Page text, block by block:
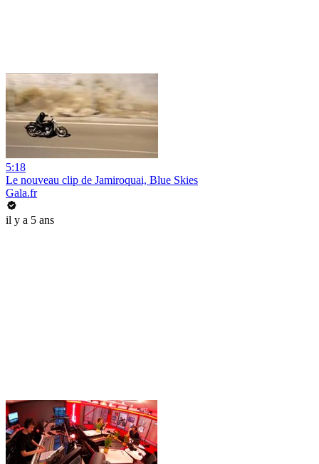
5:18
Le nouveau clip de Jamiroquai, Blue Skies
Gala.fr
il y a 5 ans